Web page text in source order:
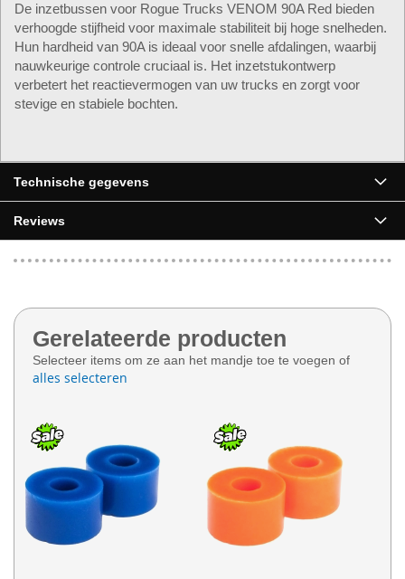
De inzetbussen voor Rogue Trucks VENOM 90A Red bieden
verhoogde stijfheid voor maximale stabiliteit bij hoge snelheden.
Hun hardheid van 90A is ideaal voor snelle afdalingen, waarbij
nauwkeurige controle cruciaal is. Het inzetstukontwerp
verbetert het reactievermogen van uw trucks en zorgt voor
stevige en stabiele bochten.
Technische gegevens
Reviews
Gerelateerde producten
Selecteer items om ze aan het mandje toe te voegen of
alles selecteren